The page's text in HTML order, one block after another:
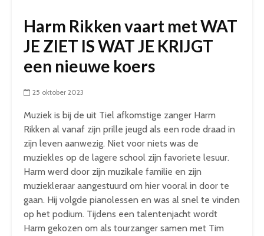
Harm Rikken vaart met WAT
JE ZIET IS WAT JE KRIJGT
een nieuwe koers
25 oktober 2023
Muziek is bij de uit Tiel afkomstige zanger Harm
Rikken al vanaf zijn prille jeugd als een rode draad in
zijn leven aanwezig. Niet voor niets was de
muziekles op de lagere school zijn favoriete lesuur.
Harm werd door zijn muzikale familie en zijn
muziekleraar aangestuurd om hier vooral in door te
gaan. Hij volgde pianolessen en was al snel te vinden
op het podium. Tijdens een talentenjacht wordt
Harm gekozen om als tourzanger samen met Tim